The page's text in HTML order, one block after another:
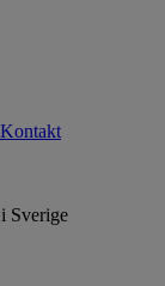
Kontakt
Sverige